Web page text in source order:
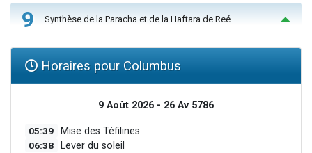
9 Synthèse de la Paracha et de la Haftara de Reé
Horaires pour Columbus
9 Août 2026 - 26 Av 5786
05:39 Mise des Téfilines
06:38 Lever du soleil